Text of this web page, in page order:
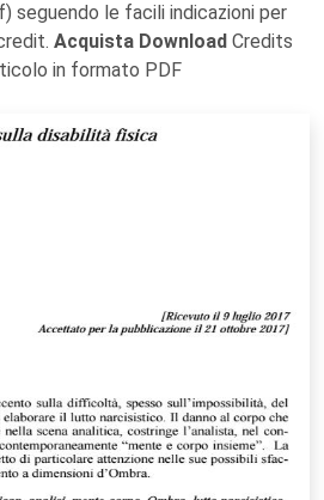
seguendo le facili indicazioni per
Acquista Download Credits
in formato PDF